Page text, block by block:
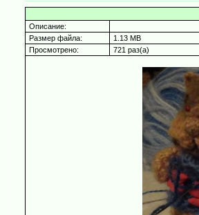
Описание:
Размер файла:
1.13 MB
Просмотрено:
721 раз(а)